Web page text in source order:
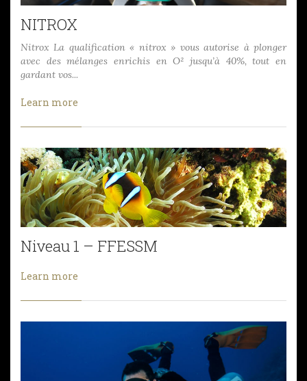
NITROX
Nitrox La qualification « nitrox » vous autorise à plonger
avec des mélanges enrichis en O² jusqu’à 40%, tout en
gardant vos...
Learn more
Niveau 1 – FFESSM
Learn more